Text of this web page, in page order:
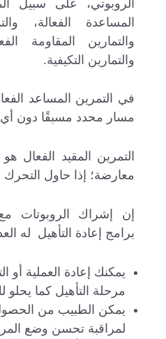
الروبوتي، على سبيل
المساعدة الفعالة،
والتمارين المقاومة
والتمارين التكيفية.
في التمرين المساعد
مسار محدد مسبقًا دون أي
التمرين المقيد الفعال
معارضة؛ إذا حاول
إن إشراك الروبوتات
برامج إعادة التأهيل له
يمكنك إعادة العملية أو
مرحلة التأهيل كما يحلو
يمكن الطبيب من
لمراقبة تحسن وضع